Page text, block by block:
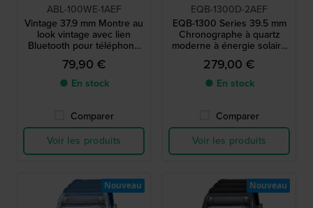
ABL-100WE-1AEF
Vintage 37.9 mm Montre au
look vintage avec lien
Bluetooth pour téléphone
intelligent
79,90 €
● En stock
Comparer
Voir les produits
EQB-1300D-2AEF
EQB-1300 Series 39.5 mm
Chronographe à quartz
moderne à énergie solaire
avec liaison smartphone
279,00 €
● En stock
Comparer
Voir les produits
Nouveau Nouveau